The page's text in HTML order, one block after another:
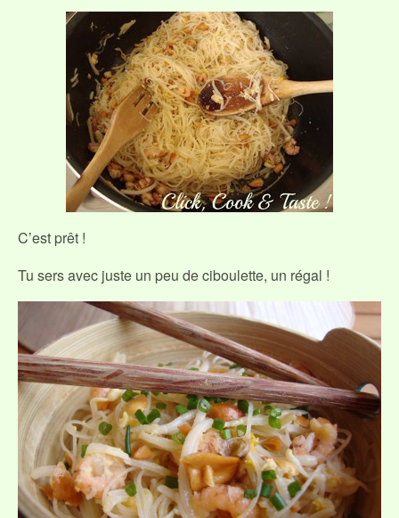
C’est prêt !
Tu sers avec juste un peu de ciboulette, un régal !